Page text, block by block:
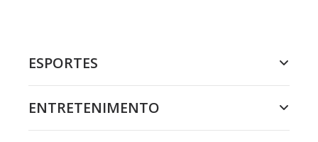
ESPORTES
ENTRETENIMENTO